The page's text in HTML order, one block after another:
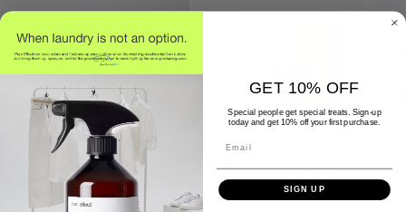
Vaporisateur
textile
Tout est propre
En savoir plus
GET 10% OFF
Special people get special treats. Sign-up
today and get 10% off your first purchase.
SIGN UP